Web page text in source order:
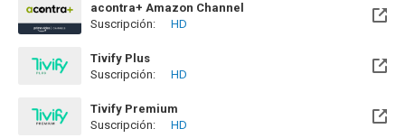
acontra+ Amazon Channel
Suscripción:
HD
Tivify Plus
Disponible hasta el Mié, 09 May 2029 (Quedan 2 años)
Suscripción: HD
Tivify Premium
Disponible hasta el Mié, 09 May 2029 (Quedan 2 años)
Suscripción: HD